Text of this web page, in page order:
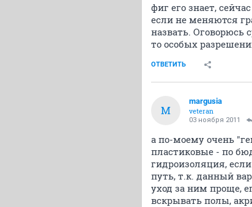
фиг его знает,
если не меняются
назвать. Оговорюсь
то особых
ОТВЕТИТЬ
M
margusia
veteran
03 ноября 2011
а по-моему очень
пластиковые - по
гидроизоляция,
путь, т.к. данный
уход за ним проще,
вскрывать полы,